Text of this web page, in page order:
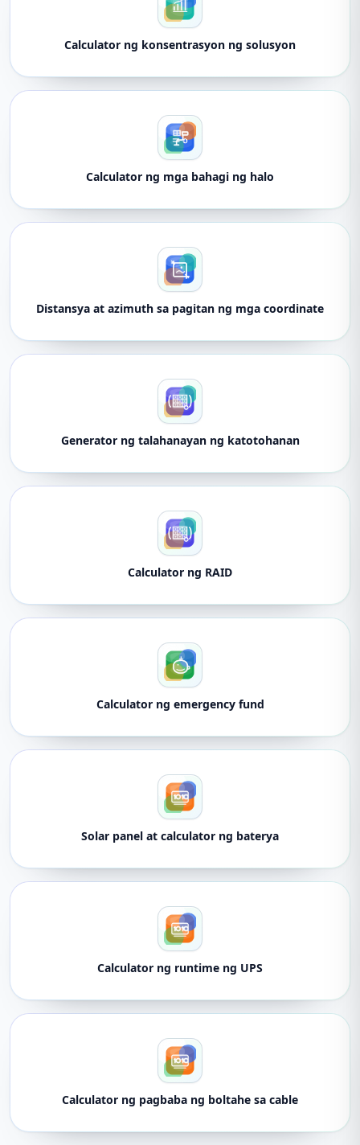
Calculator ng konsentrasyon ng solusyon
Calculator ng mga bahagi ng halo
Distansya at azimuth sa pagitan ng mga coordinate
Generator ng talahanayan ng katotohanan
Calculator ng RAID
Calculator ng emergency fund
Solar panel at calculator ng baterya
Calculator ng runtime ng UPS
Calculator ng pagbaba ng boltahe sa cable